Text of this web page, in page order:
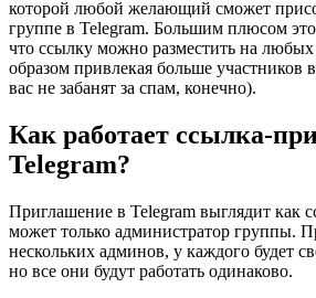
которой любой желающий сможет
группе в Telegram. Большим плюсом
что ссылку можно разместить на любых
образом привлекая больше участников
вас не забанят за спам, конечно).
Как работает ссылка-
Telegram?
Приглашение в Telegram выглядит как
может только администратор группы.
нескольких админов, у каждого будет
но все они будут работать одинаково.